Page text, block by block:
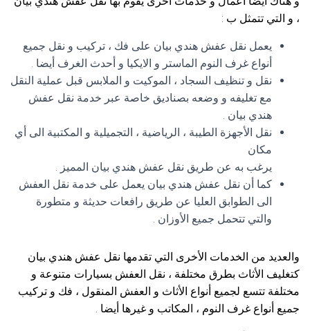
، و التي تتمثل ب :
يعمل نقل عفش هندي بيان على فك ، تركيب و نقل جميع
أنواع غرف النوم الماستر و الايكيا و أحدث الغرف أيضا .
نقل و تنظيف السجاد ، الموكيت و الملابس قبل عملية النقل
مع تغليفه و وضعه بصناديق خاصة عبر خدمة نقل عفش
هندي بيان .
نقل الأجهزة الطيبة ، الرياضية ، التجميلية و المكتبية الى أي
مكان
يرغب به عن طريق نقل عفش هندي بيان المميز .
كما أن نقل عفش هندي بيان يعمل على خدمة نقل العفش
الى الطوابق العليا عن طريق رافعات حديثة و متطورة
والتي تتحمل جميع الأوزان .
والعديد من الخدمات الأخرى التي تقدمها نقل عفش هندي بيان
كتغليف الأثاث بطرق مختلفة ، نقل العفش بسيارات متنوعة و
مختلفة تتسع لجميع أنواع الأثاث و العفش المنقول ، فك و تركيب
جميع أنواع غرف النوم ، المكاتب و غيرها أيضا .